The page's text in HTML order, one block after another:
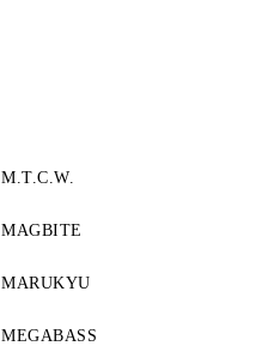
M.T.C.W.
MAGBITE
MARUKYU
MEGABASS